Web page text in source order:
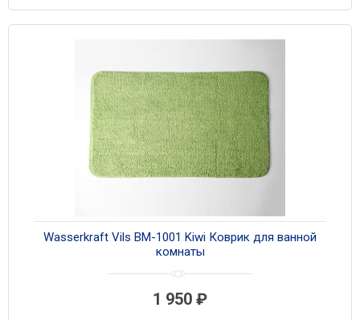
Wasserkraft Vils BM-1001 Kiwi Коврик для ванной
комнаты
1 950 ₽